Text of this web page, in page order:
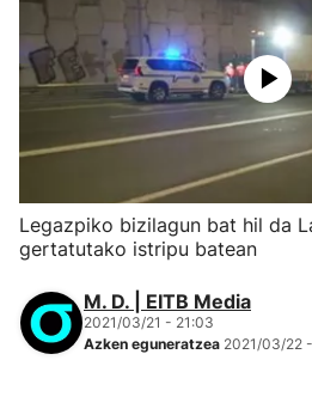
Legazpiko bizilagun bat hil da
gertatutako istripu batean
M. D. | EITB Media
2021/03/21 - 21:03
Azken eguneratzea 2021/03/22